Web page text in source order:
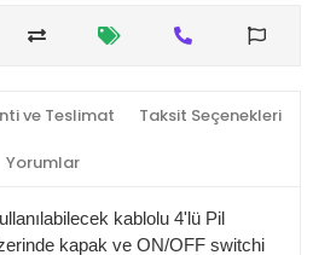
ve Teslimat Taksit Seçenekleri
Yorumlar
kablolu 4'lü Pil
kapak ve ON/OFF switchi